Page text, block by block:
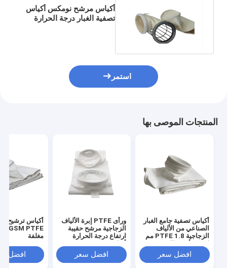
أكياس مرشح نومكس أكياس
تصفية الغبار درجة الحرارة
استمر
المنتجات الموصى بها
أكياس تصفية جامع الغبار
الصناعي من الألياف
الزجاجية PTFE 1.8 مم
افضل سعر
ورأى PTFE إبرة الألياف
الزجاجية مرشح حقيبة
ارتفاع درجة الحرارة
افضل سعر
أكياس ترشيح
مغلفة
افضل